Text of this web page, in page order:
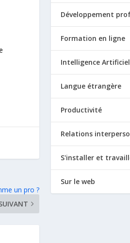
un pro ?
Développement
Formation en ligne
Intelligence
Langue étrangère
Productivité
Relations
S'installer et
Sur le web